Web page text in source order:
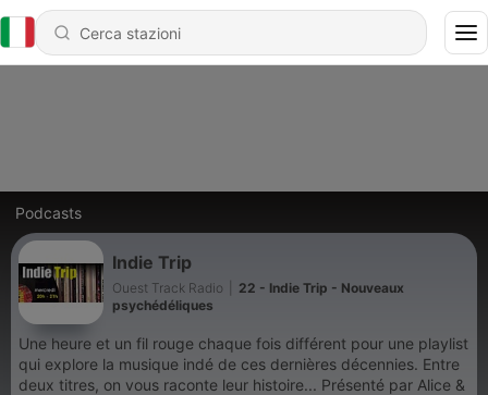
Podcasts
Indie Trip
Ouest Track Radio
22 - Indie Trip - Nouveaux
psychédéliques
Une heure et un fil rouge chaque fois différent pour une playlist
qui explore la musique indé de ces dernières décennies. Entre
deux titres, on vous raconte leur histoire... Présenté par Alice &